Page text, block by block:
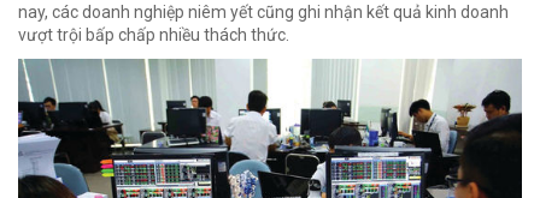
nay, các doanh nghiệp niêm yết cũng ghi nhận kết quả kinh doanh
vượt trội bấp chấp nhiều thách thức.